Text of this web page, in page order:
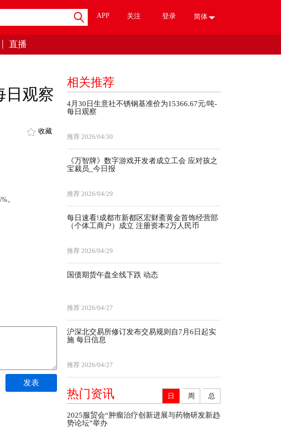
APP 关注 登录 简体
直播
日观察
收藏
。
发表
相关推荐
4月30日生意社不锈钢基准价为15366.67元/吨-
每日观察
推荐 2026/04/30
‌《万智牌》数字游戏开发者成立工会 应对孩之
宝裁员_今日报
推荐 2026/04/29
每日速看!成都市新都区宏财斋黄金首饰经营部
（个体工商户）成立 注册资本2万人民币
推荐 2026/04/29
国债期货午盘全线下跌 动态
推荐 2026/04/27
沪深北交易所修订发布交易规则自7月6日起实
施 每日信息
推荐 2026/04/27
热门资讯 日 周 总
2025服贸会“肿瘤治疗创新进展与药物研发新趋
势论坛”举办